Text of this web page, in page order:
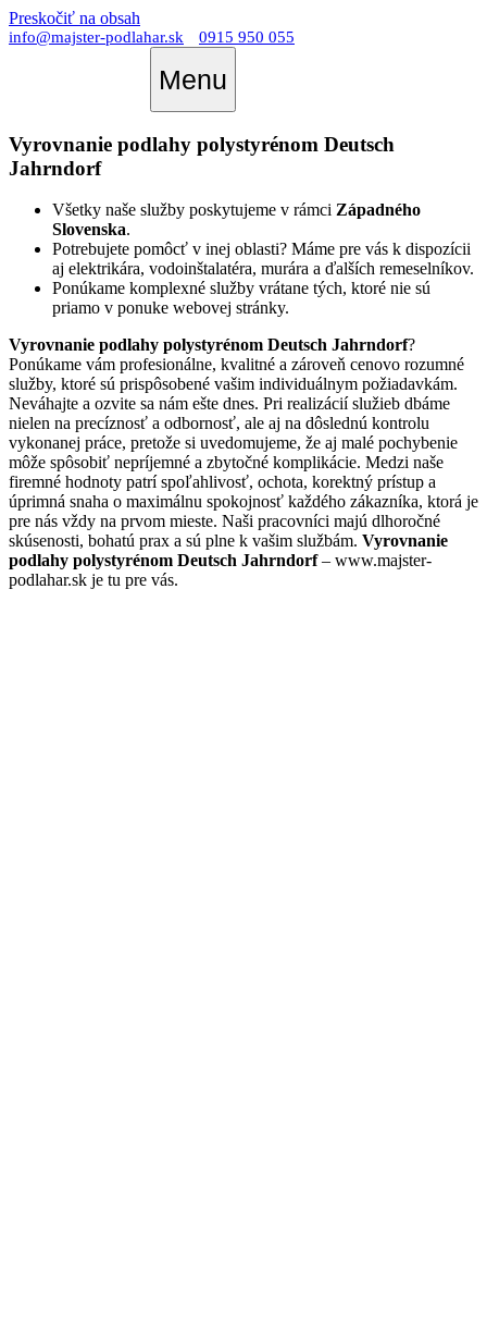
Preskočiť na obsah
info@majster-podlahar.sk 0915 950 055
Menu
Vyrovnanie podlahy polystyrénom Deutsch
Jahrndorf
Všetky naše služby poskytujeme v rámci Západného
Slovenska.
Potrebujete pomôcť v inej oblasti? Máme pre vás k dispozícii
aj elektrikára, vodoinštalatéra, murára a ďalších remeselníkov.
Ponúkame komplexné služby vrátane tých, ktoré nie sú
priamo v ponuke webovej stránky.
Vyrovnanie podlahy polystyrénom Deutsch Jahrndorf?
Ponúkame vám profesionálne, kvalitné a zároveň cenovo rozumné
služby, ktoré sú prispôsobené vašim individuálnym požiadavkám.
Neváhajte a ozvite sa nám ešte dnes. Pri realizácií služieb dbáme
nielen na precíznosť a odbornosť, ale aj na dôslednú kontrolu
vykonanej práce, pretože si uvedomujeme, že aj malé pochybenie
môže spôsobiť nepríjemné a zbytočné komplikácie. Medzi naše
firemné hodnoty patrí spoľahlivosť, ochota, korektný prístup a
úprimná snaha o maximálnu spokojnosť každého zákazníka, ktorá je
pre nás vždy na prvom mieste. Naši pracovníci majú dlhoročné
skúsenosti, bohatú prax a sú plne k vašim službám. Vyrovnanie
podlahy polystyrénom Deutsch Jahrndorf– www.majster-
podlahar.sk je tu pre vás.